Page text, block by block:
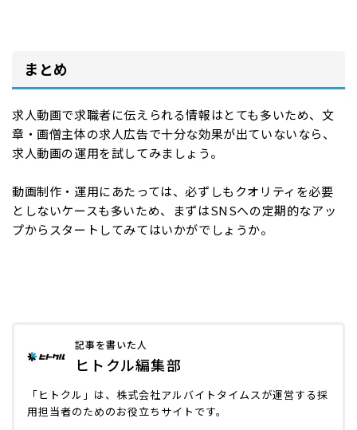
まとめ
求人動画で求職者に伝えられる情報はとても多いため、文
章・画僧主体の求人広告で十分な効果が出ていないなら、
求人動画の運用を試してみましょう。
動画制作・運用にあたっては、必ずしもクオリティを必要
としないケースも多いため、まずはSNSへの定期的なアッ
プからスタートしてみてはいかがでしょうか。
記事を書いた人
ヒトクル編集部
「ヒトクル」は、株式会社アルバイトタイムスが運営する採
用担当者のためのお役立ちサイトです。